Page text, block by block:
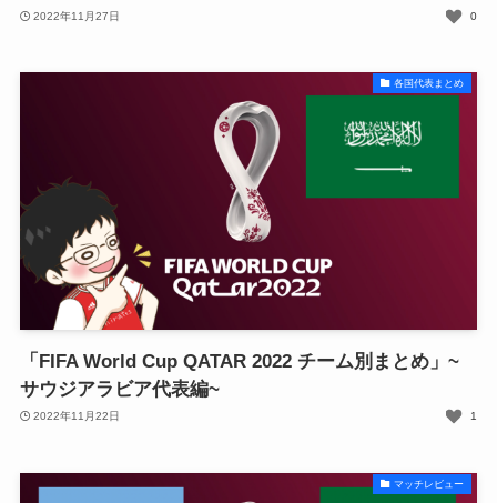
2022年11月27日 0
各国代表まとめ
「FIFA World Cup QATAR 2022 チーム別まとめ」~
サウジアラビア代表編~
2022年11月22日 1
マッチレビュー